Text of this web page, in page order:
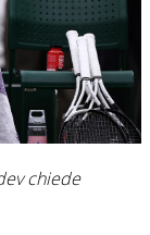
chiede